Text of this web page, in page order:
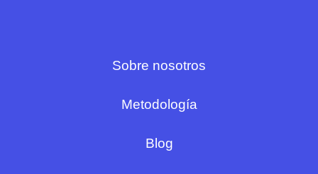
Sobre nosotros
Metodología
Blog